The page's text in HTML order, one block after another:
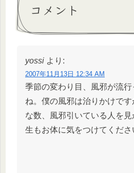
コメント
yossi より:
2007年11月13日 12:34 AM
季節の変わり目、風邪が流行
ね。僕の風邪は治りかけで
な数、風邪引いている人を
生もお体に気をつけてくださ